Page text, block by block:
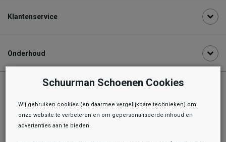
Klantenservice
Onderhoud
Aanbevolen producten
Schuurman Schoenen Cookies
Wij gebruiken cookies (en daarmee vergelijkbare technieken) om
onze website te verbeteren en om gepersonaliseerde inhoud en
advertenties aan te bieden.